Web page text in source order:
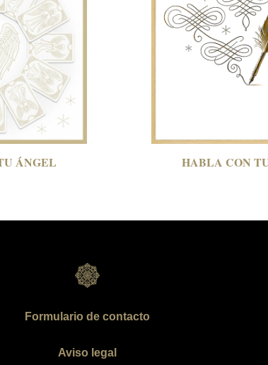
ÁNGEL HABLA CON
Formulario de contacto
Aviso legal